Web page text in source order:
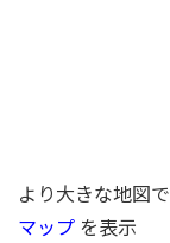
より大きな地図で
マップ を表示